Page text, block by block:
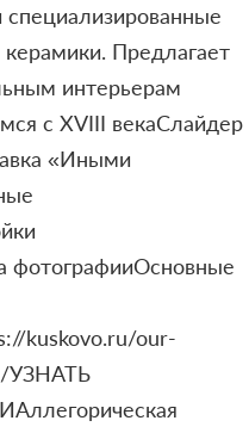
специализированные
Предлагает
интерьерам
с XVIII векаСлайдер
«Иными
фотографииОсновные
kuskovo.ru/our-
УЗНАТЬ